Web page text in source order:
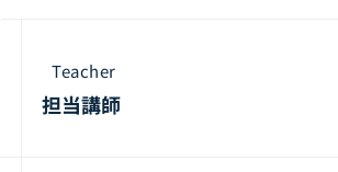
Teacher
担当講師